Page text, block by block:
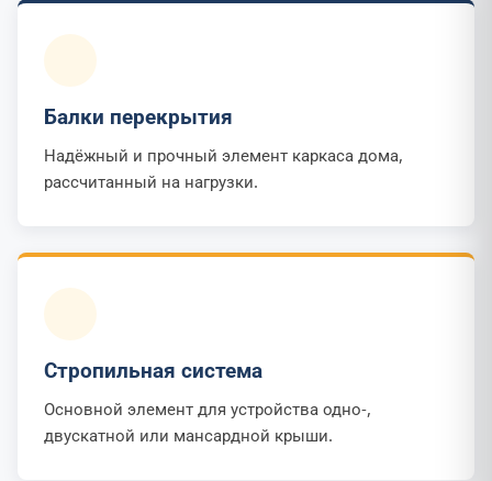
Балки перекрытия
Надёжный и прочный элемент каркаса дома,
рассчитанный на нагрузки.
Стропильная система
Основной элемент для устройства одно-,
двускатной или мансардной крыши.